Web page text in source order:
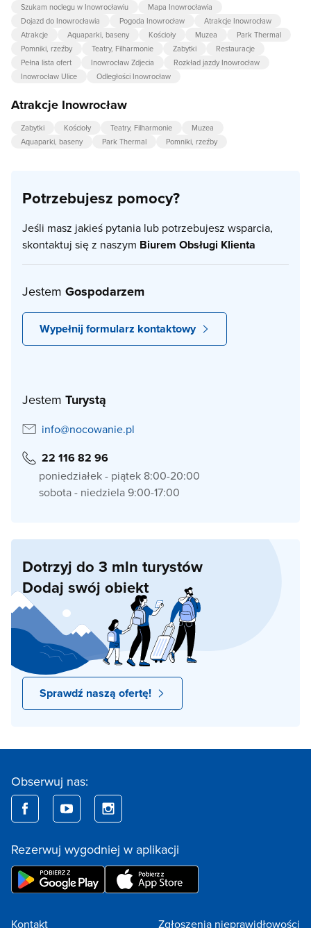
Szukam noclegu w Inowrocławiu
Mapa Inowrocławia
Dojazd do Inowrocławia
Pogoda Inowrocław
Atrakcje Inowrocław
Atrakcje
Aquaparki, baseny Kościoły Muzea
Park Thermal
Pomniki, rzeźby
Teatry, Filharmonie Zabytki
Restauracje
Pełna lista ofert
Inowrocław Zdjecia
Rozkład jazdy Inowrocław
Inowrocław Ulice
Odległości Inowrocław
Atrakcje Inowrocław
Zabytki Kościoły Teatry, Filharmonie
Muzea
Aquaparki, baseny
Park Thermal Pomniki, rzeźby
Potrzebujesz pomocy?
Jeśli masz jakieś pytania lub potrzebujesz wsparcia,
skontaktuj się z naszym Biurem Obsługi Klienta
Jestem Gospodarzem
Wypełnij formularz kontaktowy
Jestem Turystą
info@nocowanie.pl
22 116 82 96
poniedziałek - piątek 8:00-20:00
sobota - niedziela 9:00-17:00
Dotrzyj do 3 mln turystów
Dodaj swój obiekt
Sprawdź naszą ofertę!
Obserwuj nas:
Rezerwuj wygodniej w aplikacji
Kontakt Zgłoszenia nieprawidłowości